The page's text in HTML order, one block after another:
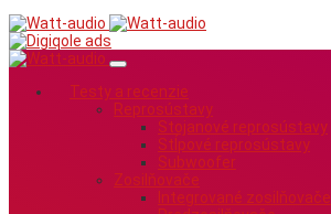
Testy a recenzie
Reprosústavy
Stojanové reprosústavy
Stĺpové reprosústavy
Subwoofer
Zosilňovače
Integrované zosilňovače